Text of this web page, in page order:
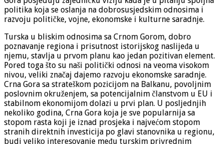
politika koja se oslanja na dobrosusjedskim odnosima i
razvoju političke, vojne, ekonomske i kulturne saradnje.
Turska u bliskim odnosima sa Crnom Gorom, dobro
poznavanje regiona i prisutnost istorijskog naslijeđa u
njemu, stavlja u prvom planu kao jedan pozitivan element.
Pored toga što su naši politički odnosi na veoma visokom
nivou, veliki značaj dajemo razvoju ekonomske saradnje.
Crna Gora sa strateškom pozicijom na Balkanu, povoljnim
poslovnim okruženjem, sa potencijalnim članstvom u EU i
stabilnom ekonomijom dolazi u prvi plan. U posljednjih
nekoliko godina, Crna Gora koja je sve popularnija sa
stopom rasta koji je iznad prosjeka i najvećom stopom
stranih direktnih investicija po glavi stanovnika u regionu,
budi veliko interesovanje među turskim privrednim